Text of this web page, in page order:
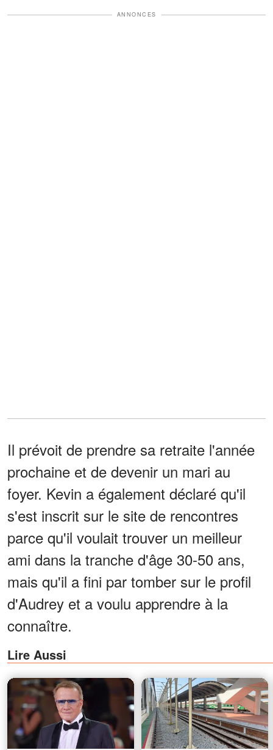
ANNONCES
Il prévoit de prendre sa retraite l'année
prochaine et de devenir un mari au
foyer. Kevin a également déclaré qu'il
s'est inscrit sur le site de rencontres
parce qu'il voulait trouver un meilleur
ami dans la tranche d'âge 30-50 ans,
mais qu'il a fini par tomber sur le profil
d'Audrey et a voulu apprendre à la
connaître.
Lire Aussi